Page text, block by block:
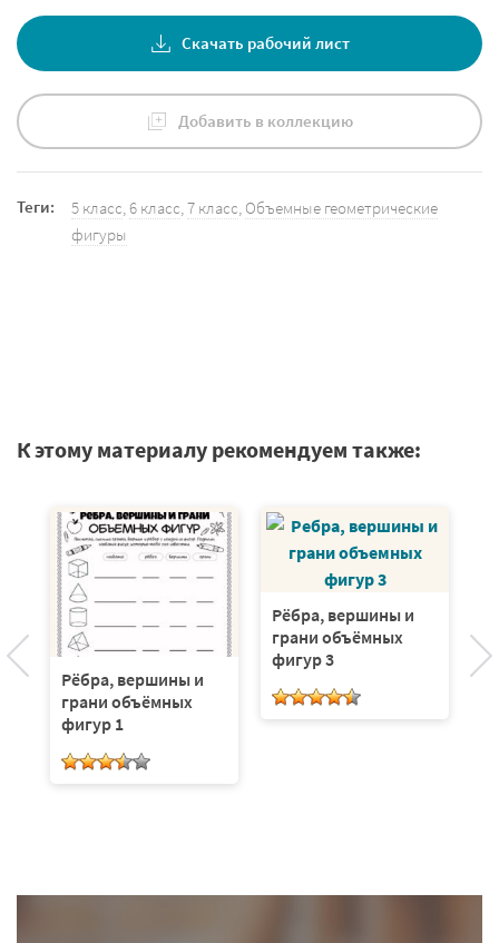
Скачать рабочий лист
Добавить в коллекцию
Теги: 5 класс 6 класс 7 класс Объемные геометрические
фигуры
К этому материалу рекомендуем также:
Рёбра, вершины и
грани объёмных
фигур 1
Рёбра, вершины и
грани объёмных
фигур 3